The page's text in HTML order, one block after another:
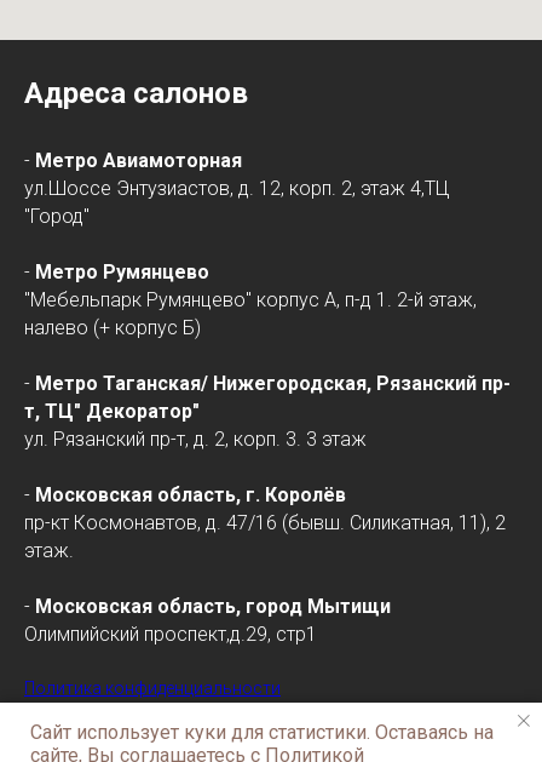
Адреса салонов
- Метро Авиамоторная
ул.Шоссе Энтузиастов, д. 12, корп. 2, этаж 4,ТЦ
"Город"
- Метро Румянцево
"Мебельпарк Румянцево" корпус А, п-д 1. 2-й этаж,
налево (+ корпус Б)
- Метро Таганская/ Нижегородская, Рязанский пр-
т, ТЦ" Декоратор"
ул. Рязанский пр-т, д. 2, корп. 3. 3 этаж
- Московская область, г. Королёв
пр-кт Космонавтов, д. 47/16 (бывш. Силикатная, 11), 2
этаж.
- Московская область, город Мытищи
Олимпийский проспект,д.29, стр1
Политика конфиденциальности
Сайт использует куки для статистики. Оставаясь на
сайте, Вы соглашаетесь с Политикой